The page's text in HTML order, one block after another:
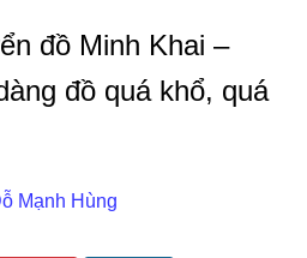
đồ Minh Khai –
đồ quá khổ, quá
Mạnh Hùng